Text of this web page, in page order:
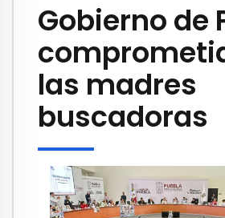
Gobierno de
las madres
buscadoras